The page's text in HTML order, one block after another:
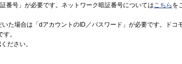
番号」が必要です。ネットワーク暗証番号についてはこちら を
た場合は「dアカウントのID／パスワード」が必要です。ドコ
。
ださい。